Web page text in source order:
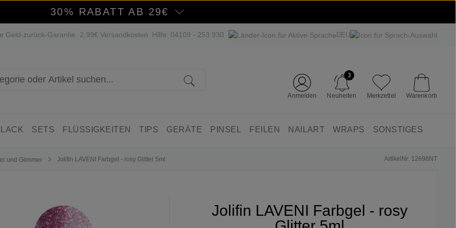
30% RABATT AB 29€
Geld-zurück-Garantie 2,99€ Versandkosten Hilfe: 04109 - 253 930 DEU
Anmelden Neuheiten
3
Merkzettel Warenkorb
SETS FLÜSSIGKEITEN TIPS GERÄTE PINSEL FEILEN NAILART WRAPS SONSTIGES
und Glimmer Jolifin LAVENI Farbgel - rosy Glitter 5ml ArtikelNr: 12698NT
Jolifin LAVENI Farbgel - rosy